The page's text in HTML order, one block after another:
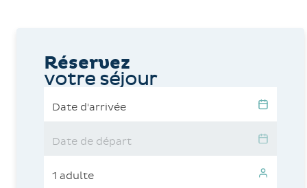
Réservez
votre séjour